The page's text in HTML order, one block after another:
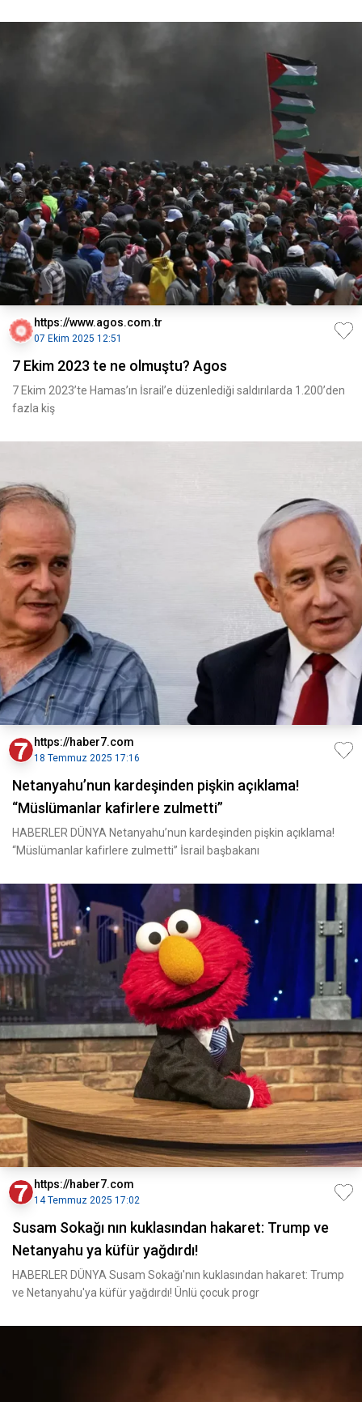
https://www.agos.com.tr
07 Ekim 2025 12:51
7 Ekim 2023 te ne olmuştu? Agos
7 Ekim 2023’te Hamas’ın İsrail’e düzenlediği saldırılarda 1.200’den
fazla kiş
https://haber7.com
18 Temmuz 2025 17:16
Netanyahu’nun kardeşinden pişkin açıklama!
“Müslümanlar kafirlere zulmetti”
HABERLER DÜNYA Netanyahu’nun kardeşinden pişkin açıklama!
“Müslümanlar kafirlere zulmetti” İsrail başbakanı
https://haber7.com
14 Temmuz 2025 17:02
Susam Sokağı nın kuklasından hakaret: Trump ve
Netanyahu ya küfür yağdırdı!
HABERLER DÜNYA Susam Sokağı'nın kuklasından hakaret: Trump
ve Netanyahu'ya küfür yağdırdı! Ünlü çocuk progr